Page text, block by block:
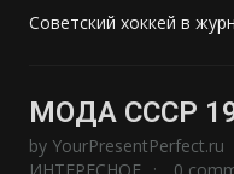
Советский хоккей в
МОДА СССР
by YourPresentPerfect.ru